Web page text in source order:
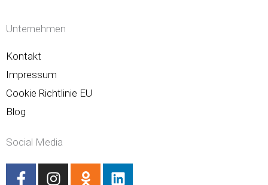
Unternehmen
Kontakt
Impressum
Cookie Richtlinie EU
Blog
Social Media
F
I
O
L